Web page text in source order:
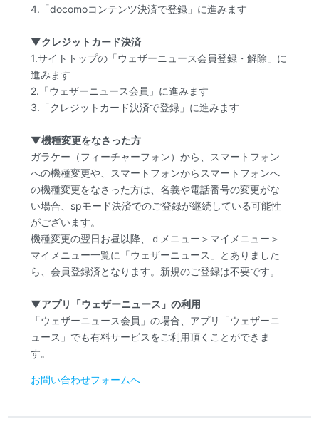
4.「docomoコンテンツ決済で登録」に進みます
▼クレジットカード決済
1.サイトトップの「ウェザーニュース会員登録・解除」に
進みます
2.「ウェザーニュース会員」に進みます
3.「クレジットカード決済で登録」に進みます
▼機種変更をなさった方
ガラケー（フィーチャーフォン）から、スマートフォン
への機種変更や、スマートフォンからスマートフォンへ
の機種変更をなさった方は、名義や電話番号の変更がな
い場合、spモード決済でのご登録が継続している可能性
がございます。
機種変更の翌日お昼以降、ｄメニュー＞マイメニュー＞
マイメニュー一覧に「ウェザーニュース」とありました
ら、会員登録済となります。新規のご登録は不要です。
▼アプリ「ウェザーニュース」の利用
「ウェザーニュース会員」の場合、アプリ「ウェザーニ
ュース」でも有料サービスをご利用頂くことができま
す。
お問い合わせフォームへ